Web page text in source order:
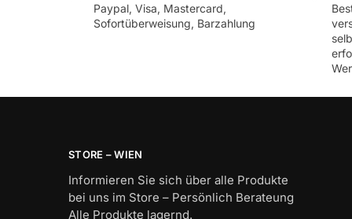
Paypal, Visa, Mastercard,
Sofortüberweisung, Barzahlung
STORE – WIEN
Informieren Sie sich über alle Produkte
bei uns im Store – Persönlich Berateung
Alle Produkte lagernd.